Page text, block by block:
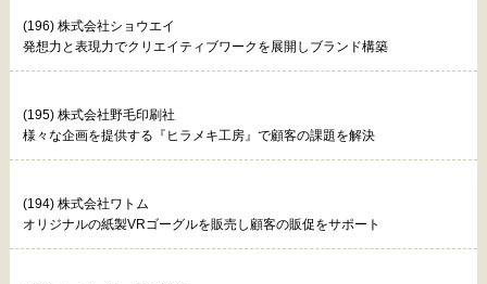
(196) 株式会社ショウエイ
発想力と表現力でクリエイティブワークを展開しブランド構築
(195) 株式会社野毛印刷社
様々な企画を提供する『ヒラメキ工房』で顧客の課題を解決
(194) 株式会社ワトム
オリジナルの紙製VRゴーグルを販売し顧客の販促をサポート